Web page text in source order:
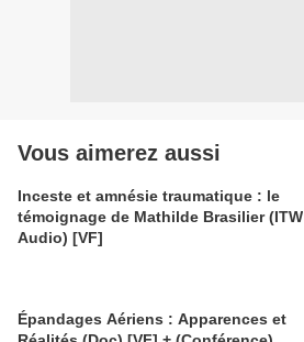
Vous aimerez aussi
Inceste et amnésie traumatique : le
témoignage de Mathilde Brasilier (ITW
Audio) [VF]
Épandages Aériens : Apparences et